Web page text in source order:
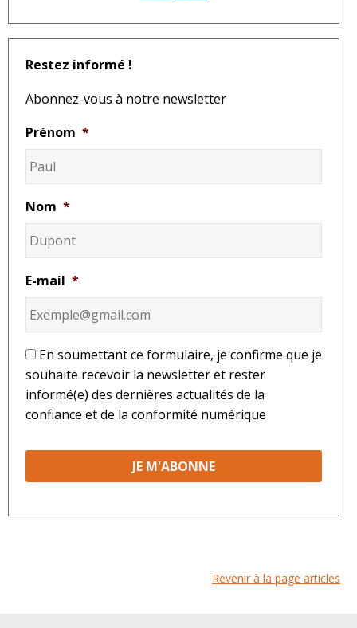
Restez informé !
Abonnez-vous à notre newsletter
Prénom *
Nom *
E-mail *
* En soumettant ce formulaire, je confirme que je
souhaite recevoir la newsletter et rester
informé(e) des dernières actualités de la
confiance et de la conformité numérique
Revenir à la page articles